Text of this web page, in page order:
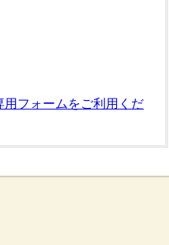
フォームをご利用くだ